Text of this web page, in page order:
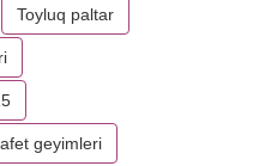
Toyluq paltar
geyimleri